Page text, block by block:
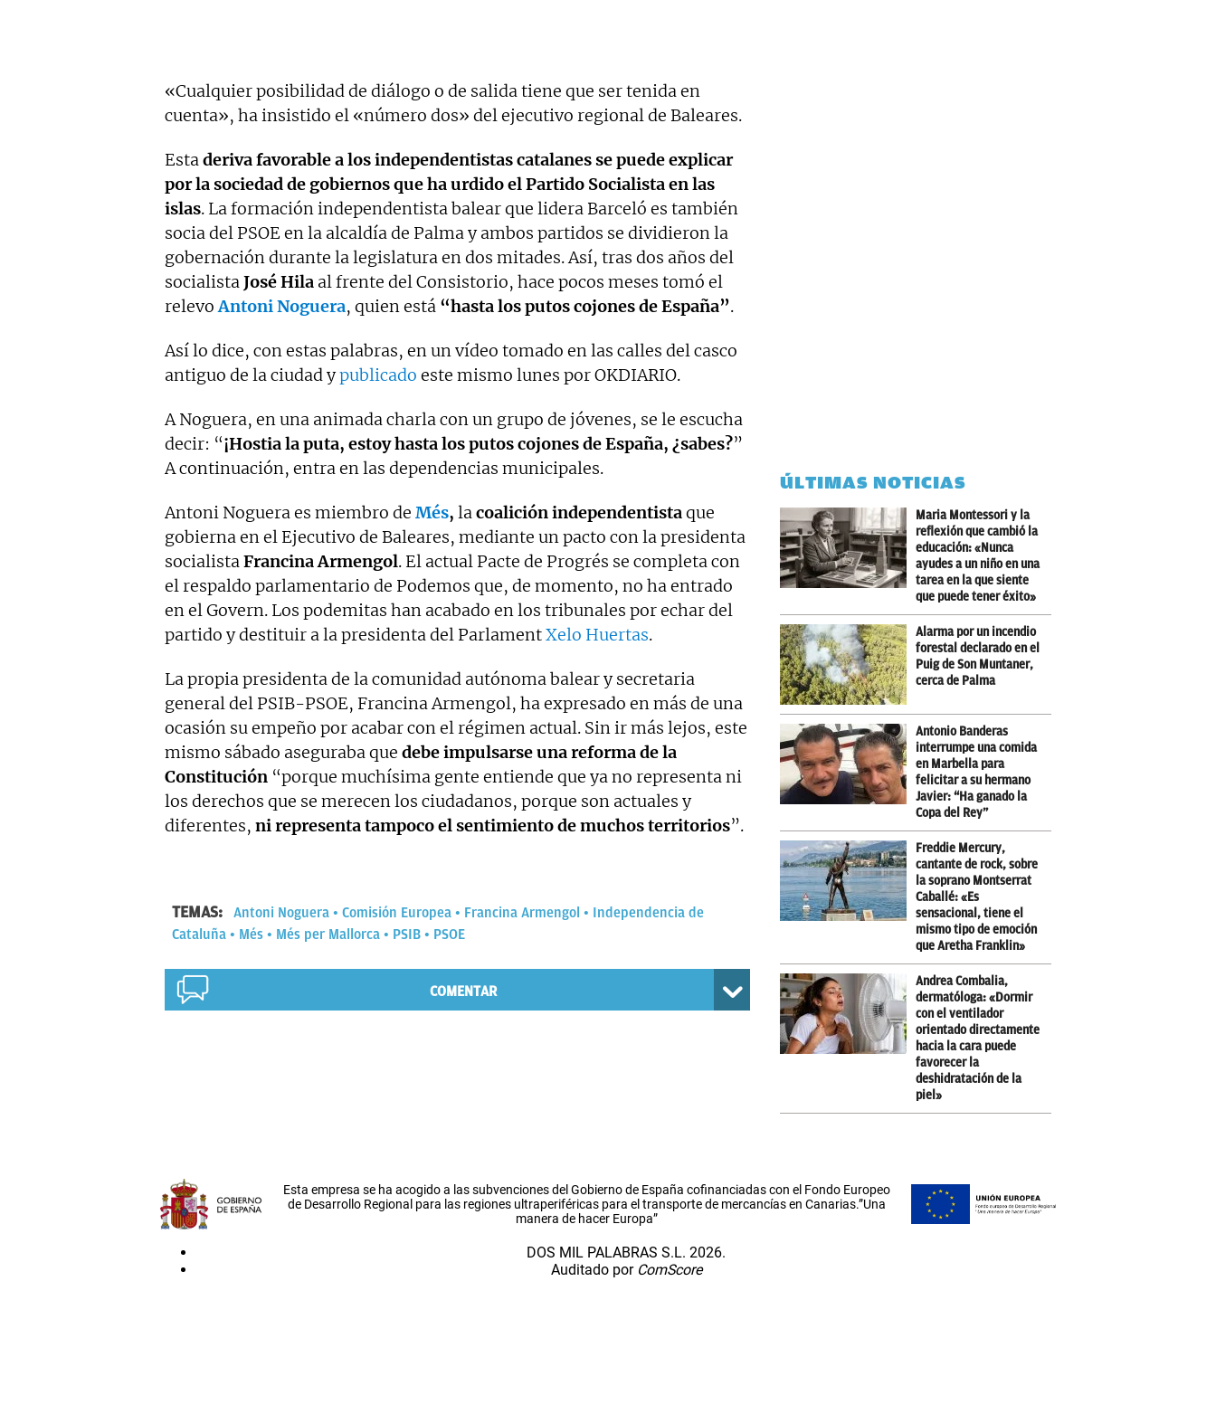
«Cualquier posibilidad de diálogo o de salida tiene que ser tenida en
cuenta», ha insistido el «número dos» del ejecutivo regional de Baleares.
Estaderiva favorable a los independentistas catalanes se puede explicar
por la sociedad de gobiernos que ha urdido el Partido Socialista en las
islas. La formación independentista balear que lidera Barceló es también
socia del PSOE en la alcaldía de Palma y ambos partidos se dividieron la
gobernación durante la legislatura en dos mitades. Así, tras dos años del
socialistaJosé Hila al frente del Consistorio, hace pocos meses tomó el
relevoAntoni Noguera, quien está “hasta los putos cojones de España”.
Así lo dice, con estas palabras, en un vídeo tomado en las calles del casco
antiguo de la ciudad ypublicado este mismo lunes por OKDIARIO.
A Noguera, en una animada charla con un grupo de jóvenes, se le escucha
decir: “¡Hostia la puta, estoy hasta los putos cojones de España, ¿sabes?”
A continuación, entra en las dependencias municipales.
Antoni Noguera es miembro de Més, lacoalición independentistaque
gobierna en el Ejecutivo de Baleares, mediante un pacto con la presidenta
socialistaFrancina Armengol. El actual Pacte de Progrés se completa con
el respaldo parlamentario de Podemos que, de momento, no ha entrado
en el Govern. Los podemitas han acabado en los tribunales por echar del
partido y destituir a la presidenta del ParlamentXelo Huertas.
La propia presidenta de la comunidad autónoma balear y secretaria
general del PSIB-PSOE, Francina Armengol, ha expresado en más de una
ocasión su empeño por acabar con el régimen actual. Sin ir más lejos, este
mismo sábado aseguraba que debe impulsarse una reforma de la
Constitución “porque muchísima gente entiende que ya no representa ni
los derechos que se merecen los ciudadanos, porque son actuales y
diferentes, ni representa tampoco el sentimiento de muchos territorios”.
TEMAS: Antoni Noguera Comisión Europea Francina Armengol
Independencia de
Cataluña
Més Més per Mallorca PSIB PSOE
COMENTAR
ÚLTIMAS NOTICIAS
Maria Montessori y la
reflexión que cambió la
educación: «Nunca
ayudes a un niño en una
tarea en la que siente
que puede tener éxito»
Alarma por un incendio
forestal declarado en el
Puig de Son Muntaner,
cerca de Palma
Antonio Banderas
interrumpe una comida
en Marbella para
felicitar a su hermano
Javier: “Ha ganado la
Copa del Rey”
Freddie Mercury,
cantante de rock, sobre
la soprano Montserrat
Caballé: «Es
sensacional, tiene el
mismo tipo de emoción
que Aretha Franklin»
Andrea Combalia,
dermatóloga: «Dormir
con el ventilador
orientado directamente
hacia la cara puede
favorecer la
deshidratación de la
piel»
Esta empresa se ha acogido a las subvenciones del Gobierno de España cofinanciadas con el Fondo Europeo
de Desarrollo Regional para las regiones ultraperiféricas para el transporte de mercancías en Canarias.”Una
manera de hacer Europa”
DOS MIL PALABRAS S.L. 2026.
Auditado por ComScore